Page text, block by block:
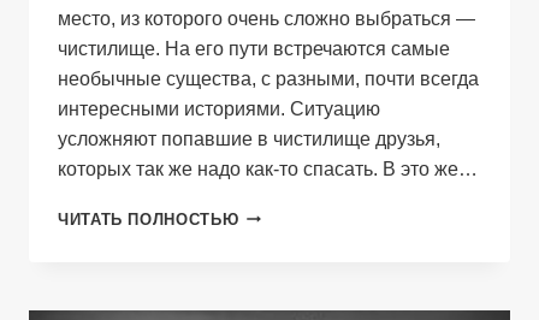
место, из которого очень сложно выбраться —
чистилище. На его пути встречаются самые
необычные существа, с разными, почти всегда
интересными историями. Ситуацию
усложняют попавшие в чистилище друзья,
которых так же надо как-то спасать. В это же…
ЧИТАТЬ ПОЛНОСТЬЮ ЦЕРБЕР.